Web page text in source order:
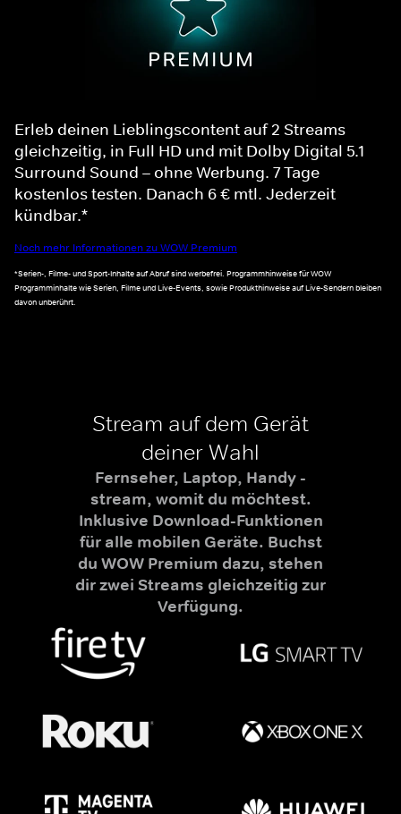
Erleb deinen Lieblingscontent auf 2 Streams
gleichzeitig, in Full HD und mit Dolby Digital 5.1
Surround Sound – ohne Werbung. 7 Tage
kostenlos testen. Danach 6 € mtl. Jederzeit
kündbar.*
Noch mehr Informationen zu WOW Premium
*Serien-, Filme- und Sport-Inhalte auf Abruf sind werbefrei. Programmhinweise für WOW
Programminhalte wie Serien, Filme und Live-Events, sowie Produkthinweise auf Live-Sendern bleiben
davon unberührt.
Stream auf dem Gerät
deiner Wahl
Fernseher, Laptop, Handy -
stream, womit du möchtest.
Inklusive Download-Funktionen
für alle mobilen Geräte. Buchst
du WOW Premium dazu, stehen
dir zwei Streams gleichzeitig zur
Verfügung.